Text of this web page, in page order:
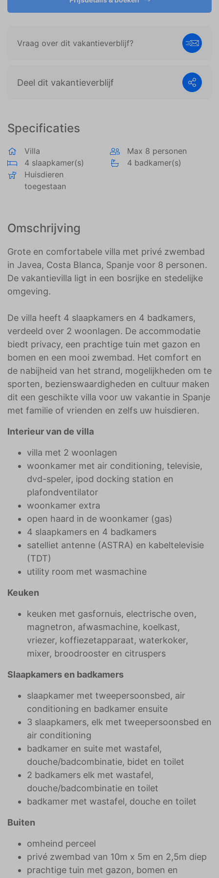
Specificaties
Villa
Max 8 personen
4 slaapkamer(s)
4 badkamer(s)
Huisdieren
toegestaan
Omschrijving
Grote en comfortabele villa met privé zwembad
in Javea, Costa Blanca, Spanje voor 8 personen.
De vakantievilla ligt in een bosrijke en stedelijke
omgeving.
De villa heeft 4 slaapkamers en 4 badkamers,
verdeeld over 2 woonlagen. De accommodatie
biedt privacy, een prachtige tuin met gazon en
bomen en een mooi zwembad. Het comfort en
de nabijheid van het strand, mogelijkheden om te
sporten, bezienswaardigheden en cultuur maken
dit een geschikte villa voor uw vakantie in Spanje
met familie of vrienden en zelfs uw huisdieren.
Interieur van de villa
villa met 2 woonlagen
woonkamer met air conditioning, televisie,
dvd-speler, ipod docking station en
plafondventilator
woonkamer extra
open haard in de woonkamer (gas)
4 slaapkamers en 4 badkamers
satelliet antenne (ASTRA) en kabeltelevisie
(TDT)
utility room met wasmachine
Keuken
keuken met gasfornuis, electrische oven,
magnetron, afwasmachine, koelkast,
vriezer, koffiezetapparaat, waterkoker,
mixer, broodrooster en citruspers
Slaapkamers en badkamers
slaapkamer met tweepersoonsbed, air
conditioning en badkamer ensuite
3 slaapkamers, elk met tweepersoonsbed en
air conditioning
badkamer en suite met wastafel,
douche/badcombinatie, bidet en toilet
2 badkamers elk met wastafel,
douche/badcombinatie en toilet
badkamer met wastafel, douche en toilet
Buiten
omheind perceel
privé zwembad van 10m x 5m en 2,5m diep
prachtige tuin met gazon, bomen en
Vraag over dit vakantieverblijf?
Deel dit vakantieverblijf
weergeven die zijn afgestemd op en relevant zijn
voor de individuele gebruiker. Deze advertenties